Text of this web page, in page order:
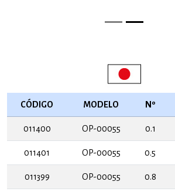
CÓDIGO MODELO Nº
011400 OP-00055 0.1
011401 OP-00055 0.5
011399 OP-00055 0.8